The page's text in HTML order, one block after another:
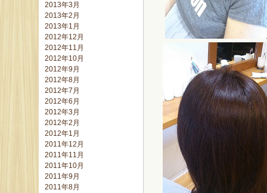
2013年3月
2013年2月
2013年1月
2012年12月
2012年11月
2012年10月
2012年9月
2012年8月
2012年7月
2012年6月
2012年3月
2012年2月
2012年1月
2011年12月
2011年11月
2011年10月
2011年9月
2011年8月